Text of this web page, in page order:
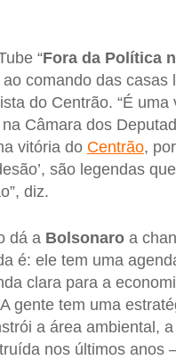
“Fora da Política
comando das casas
do Centrão. “É
Câmara dos
vitória do Centrão,
são legendas
diz.
dá a Bolsonaroa
é: ele tem uma
clara para a
gente tem uma
a área ambiental,
nos últimos anos